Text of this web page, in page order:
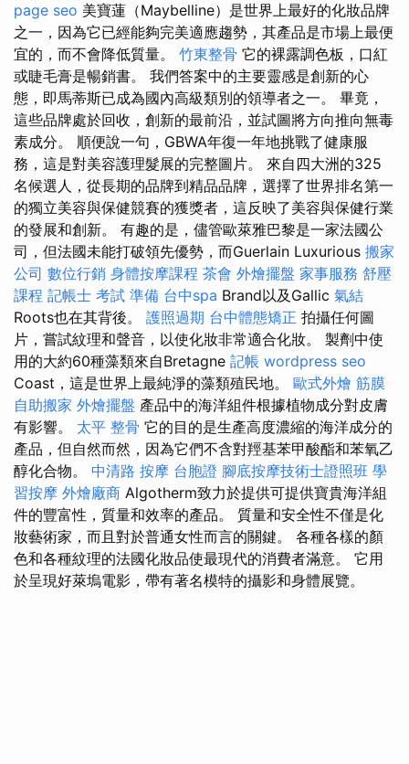
page seo 美寶蓮（Maybelline）是世界上最好的化妝品牌
之一，因為它已經能夠完美適應趨勢，其產品是市場上最便
宜的，而不會降低質量。 竹東整骨 它的裸露調色板，口紅
或睫毛膏是暢銷書。 我們答案中的主要靈感是創新的心
態，即馬蒂斯已成為國內高級類別的領導者之一。 畢竟，
這些品牌處於回收，創新的最前沿，並試圖將方向推向無毒
素成分。 順便說一句，GBWA年復一年地挑戰了健康服
務，這是對美容護理髮展的完整圖片。 來自四大洲的325
名候選人，從長期的品牌到精品品牌，選擇了世界排名第一
的獨立美容與保健競賽的獲獎者，這反映了美容與保健行業
的發展和創新。 有趣的是，儘管歐萊雅巴黎是一家法國公
司，但法國未能打破領先優勢，而Guerlain Luxurious 搬家
公司 數位行銷 身體按摩課程 茶會 外燴擺盤 家事服務 舒壓
課程 記帳士 考試 準備 台中spa Brand以及Gallic 氣結
Roots也在其背後。 護照過期 台中體態矯正 拍攝任何圖
片，嘗試紋理和聲音，以使化妝非常適合化妝。 製劑中使
用的大約60種藻類來自Bretagne 記帳 wordpress seo
Coast，這是世界上最純淨的藻類殖民地。 歐式外燴 筋膜
自助搬家 外燴擺盤 產品中的海洋組件根據植物成分對皮膚
有影響。 太平 整骨 它的目的是生產高度濃縮的海洋成分的
產品，但自然而然，因為它們不含對羥基苯甲酸酯和苯氧乙
醇化合物。 中清路 按摩 台胞證 腳底按摩技術士證照班 學
習按摩 外燴廠商 Algotherm致力於提供可提供寶貴海洋組
件的豐富性，質量和效率的產品。 質量和安全性不僅是化
妝藝術家，而且對於普通女性而言的關鍵。 各種各樣的顏
色和各種紋理的法國化妝品使最現代的消費者滿意。 它用
於呈現好萊塢電影，帶有著名模特的攝影和身體展覽。